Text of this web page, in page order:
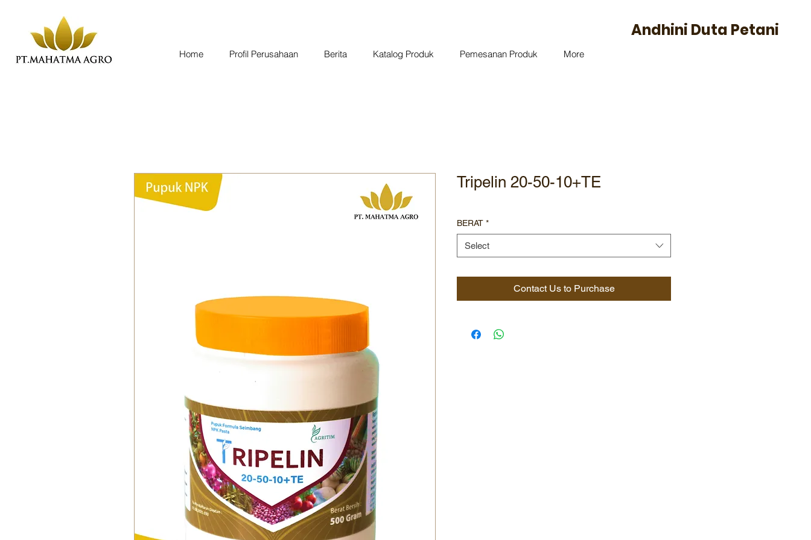
Home Profil Perusahaan Berita Katalog Produk Pemesanan Produk More
Andhini Duta Petani
Tripelin 20-50-10+TE
BERAT *
Select
Contact Us to Purchase